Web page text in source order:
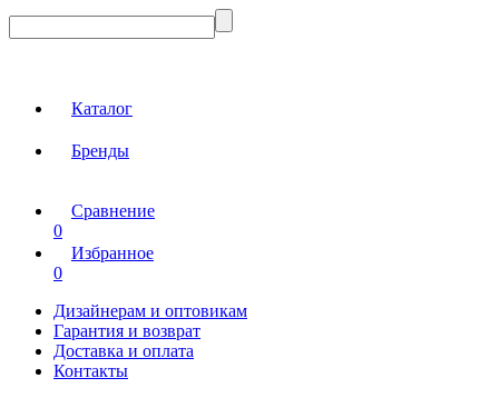
Каталог
Бренды
Сравнение
0
Избранное
0
Дизайнерам и оптовикам
Гарантия и возврат
Доставка и оплата
Контакты